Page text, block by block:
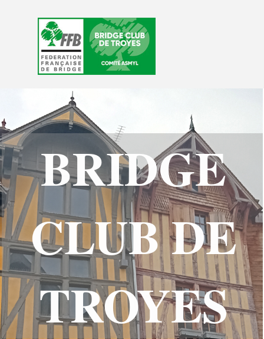
Sauter le menu
BRIDGE
CLUB DE
TROYES